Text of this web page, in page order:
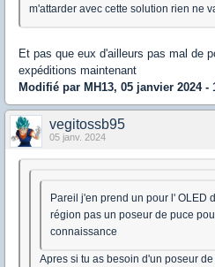
m'attarder avec cette solution rien ne
Et pas que eux d'ailleurs pas mal de
expéditions maintenant
Modifié par MH13, 05 janvier 2024 -
vegitossb95
05 janv. 2024
Pareil j'en prend un pour l' OLED
région pas un poseur de puce
connaissance
Apres si tu as besoin d'un poseur